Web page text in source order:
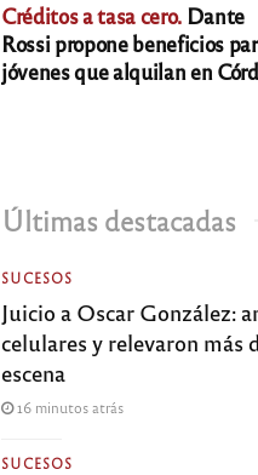
Créditos a tasa cero. Dante
Rossi propone beneficios
jóvenes que alquilan en
Últimas destacadas
SUCESOS
Juicio a Oscar González:
celulares y relevaron más
escena
16 minutos atrás
SUCESOS